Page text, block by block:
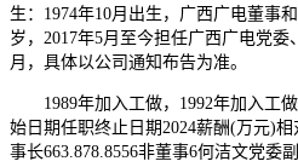
生：1974年10月出生，广西广电董事
岁，2017年5月至今担任广西广电党委
月，具体以公司通知布告为准。
1989年加入工做，1992年加入工
始日期任职终止日期2024薪酬(万元)
事长663.878.8556非董事6何洁文党委